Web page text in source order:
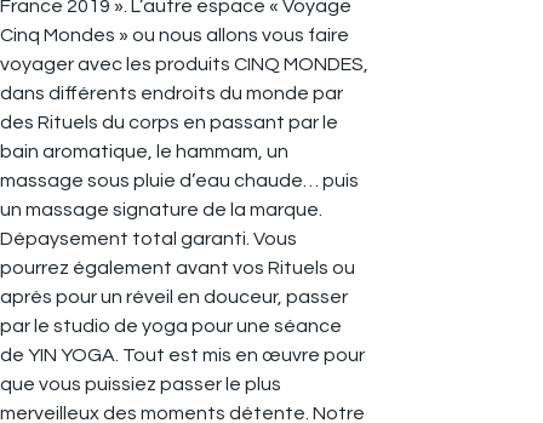
France 2019 ». L’autre espace « Voyage
Cinq Mondes » ou nous allons vous faire
voyager avec les produits CINQ MONDES,
dans différents endroits du monde par
des Rituels du corps en passant par le
bain aromatique, le hammam, un
massage sous pluie d’eau chaude… puis
un massage signature de la marque.
Dépaysement total garanti. Vous
pourrez également avant vos Rituels ou
après pour un réveil en douceur, passer
par le studio de yoga pour une séance
de YIN YOGA. Tout est mis en œuvre pour
que vous puissiez passer le plus
merveilleux des moments détente. Notre